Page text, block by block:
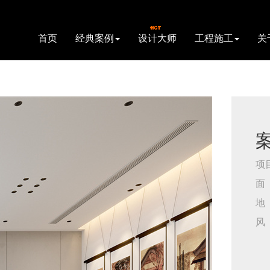
首页 经典案例 设计大师 工程施工 关
项
面
地
风